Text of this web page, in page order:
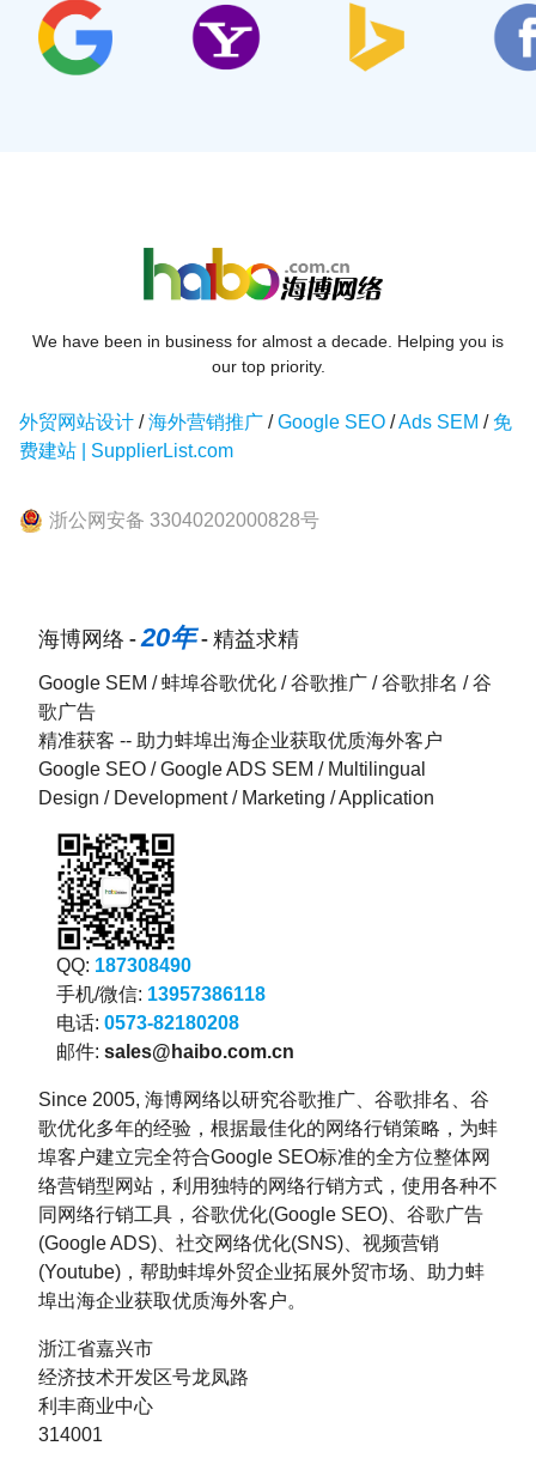
We have been in business for almost a decade. Helping you is
our top priority.
外贸网站设计 / 海外营销推广 / Google SEO /Ads SEM / 免
费建站 | SupplierList.com
浙公网安备 33040202000828号
海博网络 -20年- 精益求精
Google SEM / 蚌埠谷歌优化 / 谷歌推广 / 谷歌排名 / 谷
歌广告
精准获客 -- 助力蚌埠出海企业获取优质海外客户
Google SEO / Google ADS SEM / Multilingual
Design / Development / Marketing / Application
QQ: 187308490
手机/微信: 13957386118
电话: 0573-82180208
邮件: sales@haibo.com.cn
Since 2005, 海博网络以研究谷歌推广、谷歌排名、谷
歌优化多年的经验，根据最佳化的网络行销策略，为蚌
埠客户建立完全符合Google SEO标准的全方位整体网
络营销型网站，利用独特的网络行销方式，使用各种不
同网络行销工具，谷歌优化(Google SEO)、谷歌广告
(Google ADS)、社交网络优化(SNS)、视频营销
(Youtube)，帮助蚌埠外贸企业拓展外贸市场、助力蚌
埠出海企业获取优质海外客户。
浙江省嘉兴市
经济技术开发区号龙凤路
利丰商业中心
314001